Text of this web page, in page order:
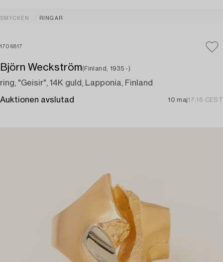
SMYCKEN RINGAR
1706817
Björn Weckström(Finland, 1935 -)
ring, "Geisir", 14K guld, Lapponia, Finland
Auktionen avslutad 10 maj17:16 CEST